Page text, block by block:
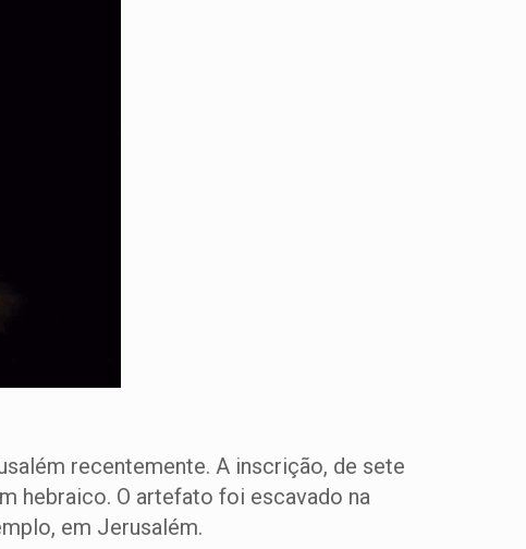
recentemente. A inscrição, de sete
hebraico. O artefato foi escavado na
em Jerusalém.